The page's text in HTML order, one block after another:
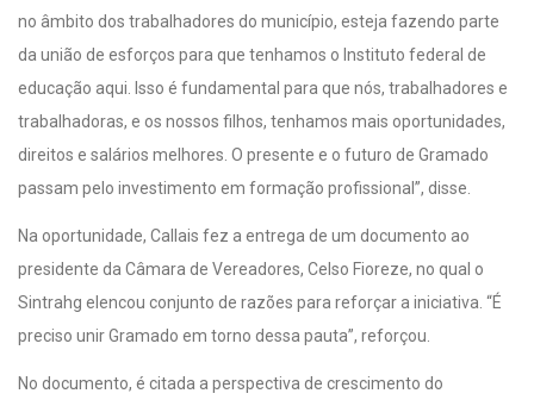
no âmbito dos trabalhadores do município, esteja fazendo parte
da união de esforços para que tenhamos o Instituto federal de
educação aqui. Isso é fundamental para que nós, trabalhadores e
trabalhadoras, e os nossos filhos, tenhamos mais oportunidades,
direitos e salários melhores. O presente e o futuro de Gramado
passam pelo investimento em formação profissional”, disse.
Na oportunidade, Callais fez a entrega de um documento ao
presidente da Câmara de Vereadores, Celso Fioreze, no qual o
Sintrahg elencou conjunto de razões para reforçar a iniciativa. “É
preciso unir Gramado em torno dessa pauta”, reforçou.
No documento, é citada a perspectiva de crescimento do